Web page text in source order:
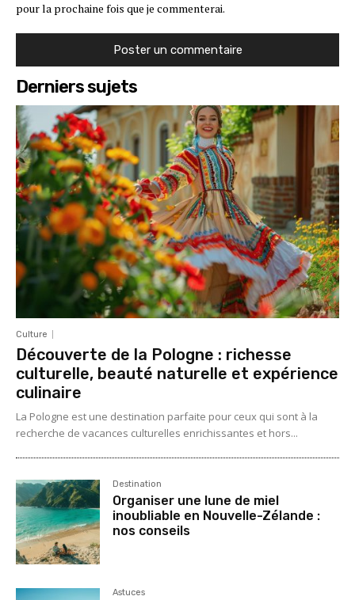
pour la prochaine fois que je commenterai.
Derniers sujets
Culture
Découverte de la Pologne : richesse
culturelle, beauté naturelle et expérience
culinaire
La Pologne est une destination parfaite pour ceux qui sont à la
recherche de vacances culturelles enrichissantes et hors...
Destination
Organiser une lune de miel
inoubliable en Nouvelle-Zélande :
nos conseils
Astuces